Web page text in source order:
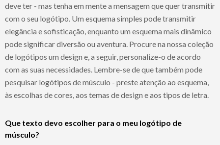
deve ter - mas tenha em mente a mensagem que quer transmitir
com o seu logótipo. Um esquema simples pode transmitir
elegância e sofisticação, enquanto um esquema mais dinâmico
pode significar diversão ou aventura. Procure na nossa coleção
de logótipos um design e, a seguir, personalize-o de acordo
com as suas necessidades. Lembre-se de que também pode
pesquisar logótipos de músculo - preste atenção ao esquema,
às escolhas de cores, aos temas de design e aos tipos de letra.
Que texto devo escolher para o meu logótipo de
músculo?